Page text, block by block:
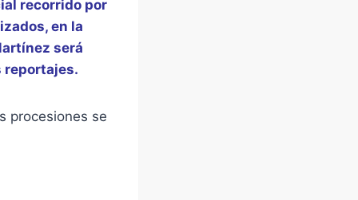
recorrido por
en la
será
reportajes.
procesiones se